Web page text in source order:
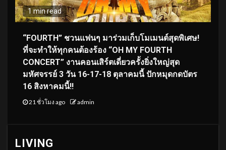
1 min read
“FOURTH” ชวนแฟนๆ มาร่วมเก็บโมเมนต์สุดพิเศษ!
ที่จะทำให้ทุกคนต้องร้อง “OH MY FOURTH
CONCERT” งานคอนเสิร์ตเดี่ยวครั้งยิ่งใหญ่สุด
มหัศจรรย์ 3 วัน 16-17-18 ตุลาคมนี้ ปักหมุดกดบัตร
16 สิงหาคมนี้!!
21 ชั่วโมง ago admin
LIVING